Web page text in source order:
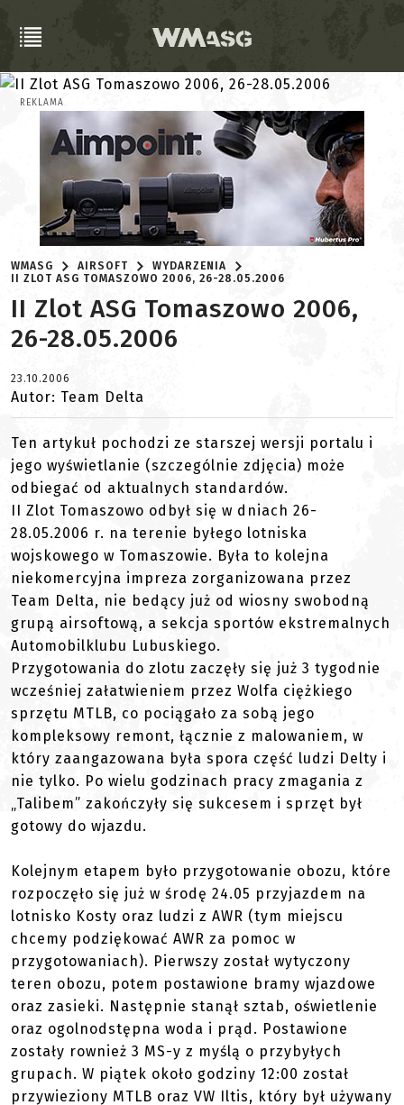
REKLAMA
WMASG AIRSOFT
WYDARZENIA
II ZLOT ASG TOMASZOWO 2006, 26-28.05.2006
II Zlot ASG Tomaszowo 2006,
26-28.05.2006
23.10.2006
Autor: Team Delta
Ten artykuł pochodzi ze starszej wersji portalu i
jego wyświetlanie (szczególnie zdjęcia) może
odbiegać od aktualnych standardów.
II Zlot Tomaszowo odbył się w dniach 26-
28.05.2006 r. na terenie byłego lotniska
wojskowego w Tomaszowie. Była to kolejna
niekomercyjna impreza zorganizowana przez
Team Delta, nie bedący już od wiosny swobodną
grupą airsoftową, a sekcja sportów ekstremalnych
Automobilklubu Lubuskiego.
Przygotowania do zlotu zaczęły się już 3 tygodnie
wcześniej załatwieniem przez Wolfa ciężkiego
sprzętu MTLB, co pociągało za sobą jego
kompleksowy remont, łącznie z malowaniem, w
który zaangazowana była spora część ludzi Delty i
nie tylko. Po wielu godzinach pracy zmagania z
„Talibem” zakończyły się sukcesem i sprzęt był
gotowy do wjazdu.
Kolejnym etapem było przygotowanie obozu, które
rozpoczęło się już w środę 24.05 przyjazdem na
lotnisko Kosty oraz ludzi z AWR (tym miejscu
chcemy podziękować AWR za pomoc w
przygotowaniach). Pierwszy został wytyczony
teren obozu, potem postawione bramy wjazdowe
oraz zasieki. Następnie stanął sztab, oświetlenie
oraz ogolnodstępna woda i prąd. Postawione
zostały rownież 3 MS-y z myślą o przybyłych
grupach. W piątek około godziny 12:00 został
przywieziony MTLB oraz VW Iltis, który był używany